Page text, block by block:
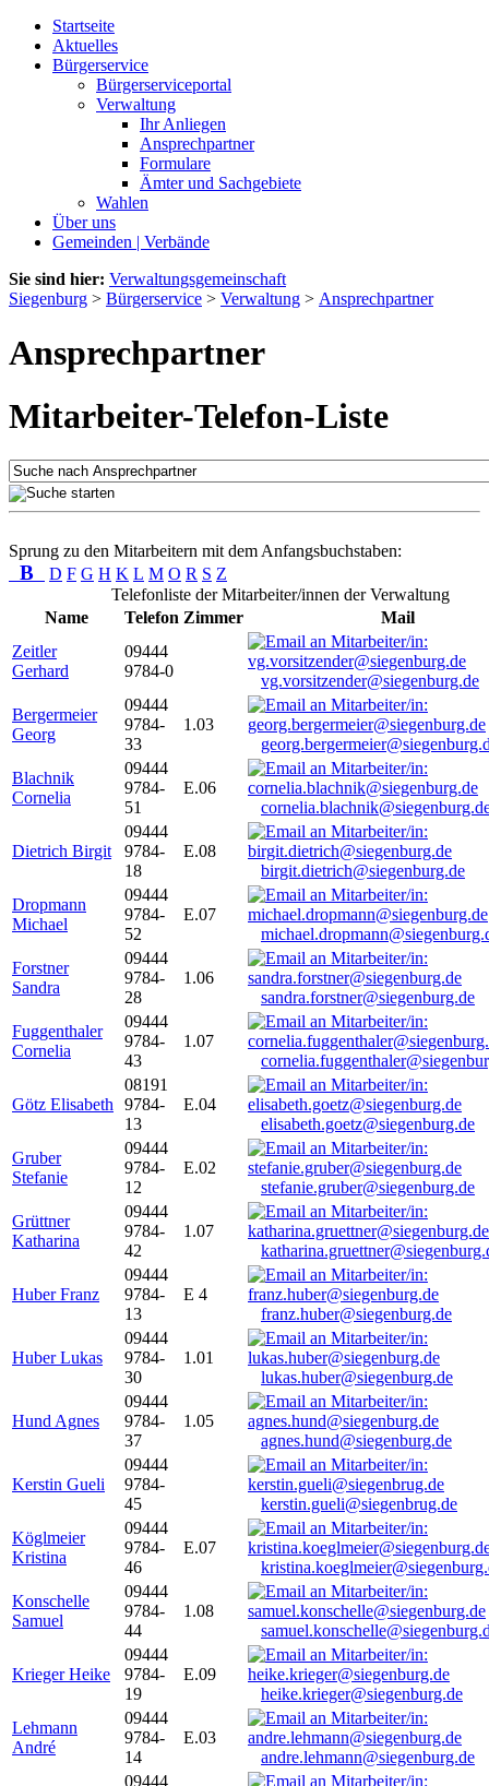
Startseite
Aktuelles
Bürgerservice
Bürgerserviceportal
Verwaltung
Ihr Anliegen
Ansprechpartner
Formulare
Ämter und Sachgebiete
Wahlen
Über uns
Gemeinden | Verbände
Sie sind hier: Verwaltungsgemeinschaft
Siegenburg > Bürgerservice > Verwaltung > Ansprechpartner
Ansprechpartner
Mitarbeiter-Telefon-Liste
Sprung zu den Mitarbeitern mit dem Anfangsbuchstaben:
B D F G H K L M O R S Z
Telefonliste der Mitarbeiter/innen der Verwaltung
Name
Telefon Zimmer
Mail
Zeitler
Gerhard
09444
9784-0
vg.vorsitzender@siegenburg.de
Bergermeier
Georg
09444
9784-
33
1.03
Blachnik
Cornelia
09444
9784-
51
E.06
Dietrich Birgit
09444
9784-
18
E.08
birgit.dietrich@siegenburg.de
Dropmann
Michael
09444
9784-
52
E.07
Forstner
Sandra
09444
9784-
28
1.06
sandra.forstner@siegenburg.de
Fuggenthaler
Cornelia
09444
9784-
43
1.07
Götz Elisabeth
08191
9784-
13
E.04
elisabeth.goetz@siegenburg.de
Gruber
Stefanie
09444
9784-
12
E.02
stefanie.gruber@siegenburg.de
Grüttner
Katharina
09444
9784-
42
1.07
Huber Franz
09444
9784-
13
E 4
franz.huber@siegenburg.de
Huber Lukas
09444
9784-
30
1.01
lukas.huber@siegenburg.de
Hund Agnes
09444
9784-
37
1.05
agnes.hund@siegenburg.de
Kerstin Gueli
09444
9784-
45
kerstin.gueli@siegenbrug.de
Köglmeier
Kristina
09444
9784-
46
E.07
Konschelle
Samuel
09444
9784-
44
1.08
Krieger Heike
09444
9784-
19
E.09
heike.krieger@siegenburg.de
Lehmann
André
09444
9784-
14
E.03
andre.lehmann@siegenburg.de
09444